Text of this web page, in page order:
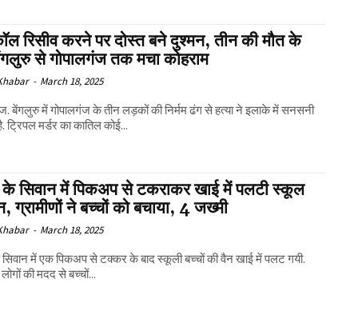
रिसीव करने पर दोस्त बने दुश्मन, तीन की मौत के
से गोपालगंज तक मचा कोहराम
- March 18, 2025
बेंगलुरु में गोपालगंज के तीन लड़कों की निर्मम ढंग से हत्या ने इलाके में सनसनी
ट्रिपल मर्डर का कातिल कोई...
के सिवान में पिकअप से टकराकर खाई में पलटी स्कूल
ग्रामीणों ने बच्चों को बचाया, 4 जख्मी
- March 18, 2025
सिवान में एक पिकअप से टक्कर के बाद स्कूली बच्चों की वैन खाई में पलट गयी.
की मदद से बच्चों...